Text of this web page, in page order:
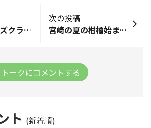
今日はヤオロズクラフトにお邪魔させて頂きました！やっぱりビールですよね🍺疲れたあとのビールとコーラは世界一です！看板メニューの地鶏のパリパリジューシーチキンも炭じゃない良さも味わえますが、個人的には、、、、クリームチーズが最高でした！！ビールの良さをヤオロズだからこそ感じれました！クリームチーズみなさん食べてくださいー！以上さとしからでした！
次の投稿
宮崎の夏の柑橘始まってるなぁ〜 早出しのハウスものはお高い… めまいがしそうな真夏の果実。。。
トークにコメントする
ト (新着順)